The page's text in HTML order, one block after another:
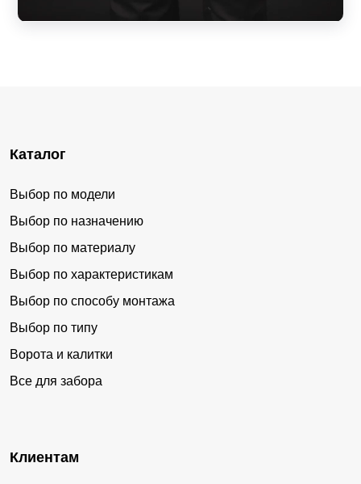
Каталог
Выбор по модели
Выбор по назначению
Выбор по материалу
Выбор по характеристикам
Выбор по способу монтажа
Выбор по типу
Ворота и калитки
Все для забора
Клиентам